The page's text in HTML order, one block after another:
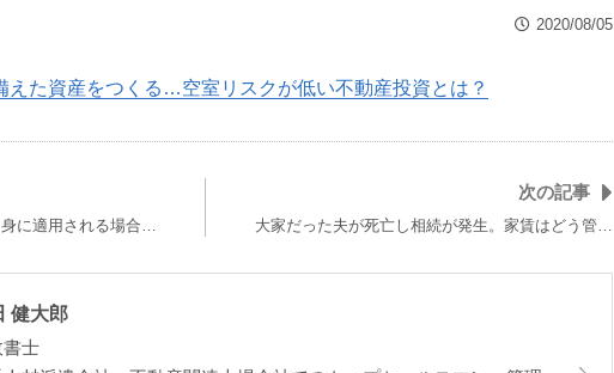
2020/08/05
えた資産をつくる…空室リスクが低い不動産投資とは？
に適用される場合…
次の記事
大家だった夫が死亡し相続が発生。家賃はどう管…
健大郎
士